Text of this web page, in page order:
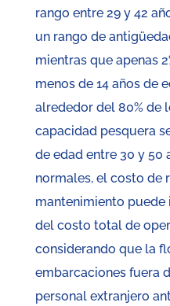
rango entre 29 y 42
un rango de
mientras que apenas
menos de 14 años de
alrededor del 80% de
capacidad pesquera
de edad entre 30 y 50
normales, el costo de
mantenimiento puede
del costo total de
considerando que la
embarcaciones fuera
personal extranjero